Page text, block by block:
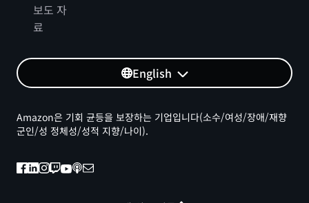
보도 자
료
English
Amazon은 기회 균등을 보장하는 기업입니다(소수/여성/장애/재향
군인/성 정체성/성적 지향/나이).